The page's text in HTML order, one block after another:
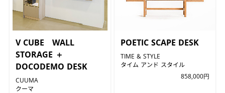
V CUBE WALL
STORAGE ＋
DOCODEMO DESK
CUUMA
クーマ
POETIC SCAPE DESK
TIME & STYLE
タイム アンド スタイル
858,000円